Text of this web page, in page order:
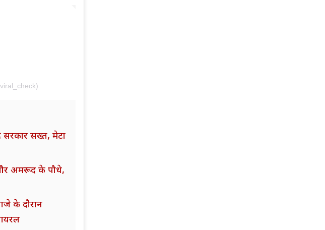
सरकार सख्त, मेटा
अमरूद के पौधे,
के दौरान